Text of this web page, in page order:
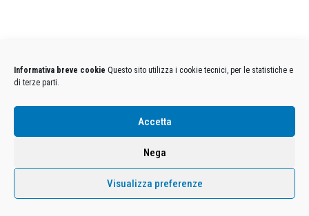
Informativa breve cookie Questo sito utilizza i cookie tecnici, per le statistiche e
di terze parti.
Accetta
Nega
Visualizza preferenze